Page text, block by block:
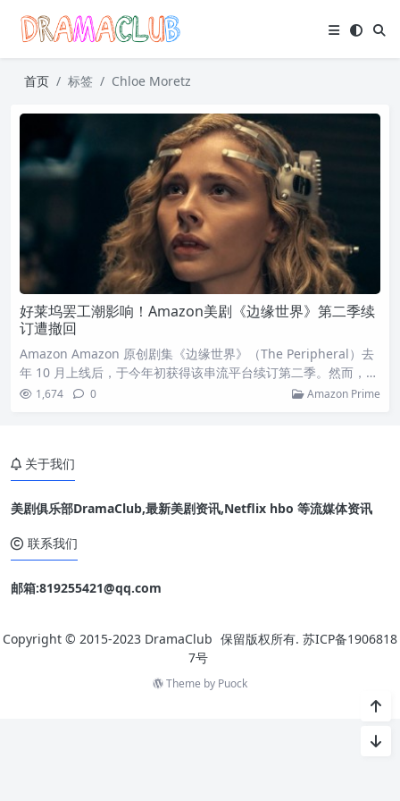
首页 标签 Chloe Moretz
好莱坞罢工潮影响！Amazon美剧《边缘世界》第二季续
订遭撤回
Amazon Amazon 原创剧集《边缘世界》（The Peripheral）去
年 10 月上线后，于今年初获得该串流平台续订第二季。然而，时
隔半年后却传出坏消息，原先获得续订的第二季遭到撤销，让剧
1,674 0 Amazon Prime
关于我们
美剧俱乐部DramaClub,最新美剧资讯,Netflix hbo 等流媒体资讯
联系我们
邮箱:819255421@qq.com
Copyright © 2015-2023 DramaClub 保留版权所有. 苏ICP备1906818
7号
Theme by Puock